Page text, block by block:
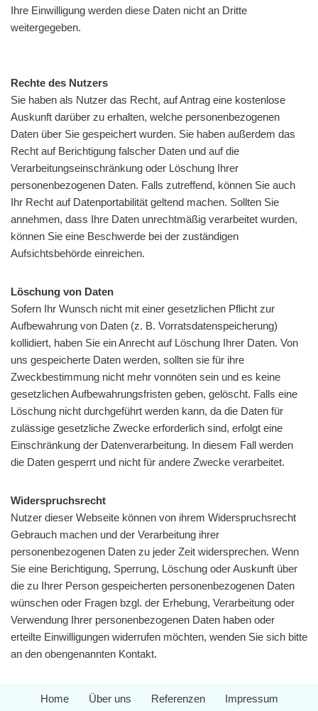
Ihre Einwilligung werden diese Daten nicht an Dritte
weitergegeben.
Rechte des Nutzers
Sie haben als Nutzer das Recht, auf Antrag eine kostenlose
Auskunft darüber zu erhalten, welche personenbezogenen
Daten über Sie gespeichert wurden. Sie haben außerdem das
Recht auf Berichtigung falscher Daten und auf die
Verarbeitungseinschränkung oder Löschung Ihrer
personenbezogenen Daten. Falls zutreffend, können Sie auch
Ihr Recht auf Datenportabilität geltend machen. Sollten Sie
annehmen, dass Ihre Daten unrechtmäßig verarbeitet wurden,
können Sie eine Beschwerde bei der zuständigen
Aufsichtsbehörde einreichen.
Löschung von Daten
Sofern Ihr Wunsch nicht mit einer gesetzlichen Pflicht zur
Aufbewahrung von Daten (z. B. Vorratsdatenspeicherung)
kollidiert, haben Sie ein Anrecht auf Löschung Ihrer Daten. Von
uns gespeicherte Daten werden, sollten sie für ihre
Zweckbestimmung nicht mehr vonnöten sein und es keine
gesetzlichen Aufbewahrungsfristen geben, gelöscht. Falls eine
Löschung nicht durchgeführt werden kann, da die Daten für
zulässige gesetzliche Zwecke erforderlich sind, erfolgt eine
Einschränkung der Datenverarbeitung. In diesem Fall werden
die Daten gesperrt und nicht für andere Zwecke verarbeitet.
Widerspruchsrecht
Nutzer dieser Webseite können von ihrem Widerspruchsrecht
Gebrauch machen und der Verarbeitung ihrer
personenbezogenen Daten zu jeder Zeit widersprechen. Wenn
Sie eine Berichtigung, Sperrung, Löschung oder Auskunft über
die zu Ihrer Person gespeicherten personenbezogenen Daten
wünschen oder Fragen bzgl. der Erhebung, Verarbeitung oder
Verwendung Ihrer personenbezogenen Daten haben oder
erteilte Einwilligungen widerrufen möchten, wenden Sie sich bitte
an den obengenannten Kontakt.
Home Über uns Referenzen
Impressum